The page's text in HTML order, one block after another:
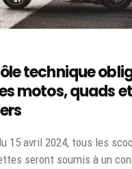
technique
motos, quads et
15 avril 2024, tous les
seront soumis à un